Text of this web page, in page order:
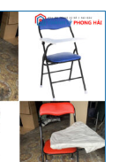
335,000₫.